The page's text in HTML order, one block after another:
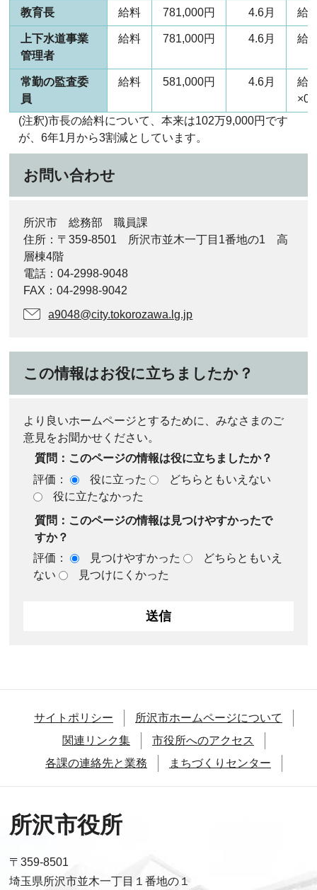
教育長 給料 781,000円 4.6月 給
上下水道事業
管理者
給料 781,000円 4.6月 給
常勤の監査委
員
給料 581,000円 4.6月
給
(注釈)市長の給料について、本来は102万9,000円です
が、6年1月から3割減としています。
お問い合わせ
所沢市 総務部 職員課
住所：〒359-8501 所沢市並木一丁目1番地の1 高
層棟4階
電話：04-2998-9048
FAX：04-2998-9042
a9048@city.tokorozawa.lg.jp
この情報はお役に立ちましたか？
より良いホームページとするために、みなさまのご
意見をお聞かせください。
質問：このページの情報は役に立ちましたか？
評価：
役に立った
どちらともいえない
役に立たなかった
質問：このページの情報は見つけやすかったで
すか？
評価：
見つけやすかった
どちらともいえ
ない
見つけにくかった
サイトポリシー
所沢市ホームページについて
関連リンク集
市役所へのアクセス
各課の連絡先と業務
まちづくりセンター
所沢市役所
〒359-8501
埼玉県所沢市並木一丁目１番地の１